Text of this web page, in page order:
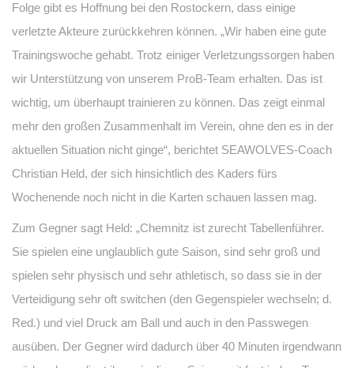
Folge gibt es Hoffnung bei den Rostockern, dass einige
verletzte Akteure zurückkehren können. „Wir haben eine gute
Trainingswoche gehabt. Trotz einiger Verletzungssorgen haben
wir Unterstützung von unserem ProB-Team erhalten. Das ist
wichtig, um überhaupt trainieren zu können. Das zeigt einmal
mehr den großen Zusammenhalt im Verein, ohne den es in der
aktuellen Situation nicht ginge“, berichtet SEAWOLVES-Coach
Christian Held, der sich hinsichtlich des Kaders fürs
Wochenende noch nicht in die Karten schauen lassen mag.
Zum Gegner sagt Held: „Chemnitz ist zurecht Tabellenführer.
Sie spielen eine unglaublich gute Saison, sind sehr groß und
spielen sehr physisch und sehr athletisch, so dass sie in der
Verteidigung sehr oft switchen (den Gegenspieler wechseln; d.
Red.) und viel Druck am Ball und auch in den Passwegen
ausüben. Der Gegner wird dadurch über 40 Minuten irgendwann